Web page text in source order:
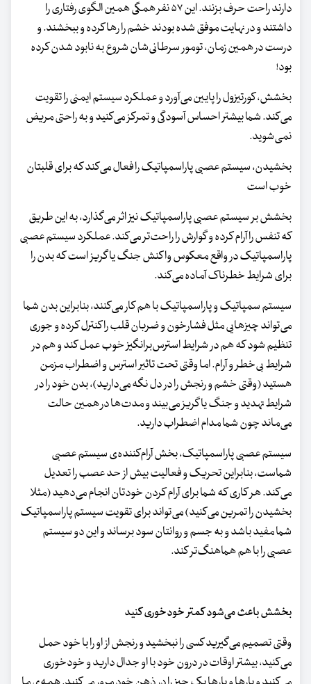
دارند راحت حرف بزنند. این ۵۷ نفر همگی همین الگوی رفتاری را
داشتند و در نهایت موفق شده بودند خشم را رها کرده و ببخشند. و
درست در همین زمان، تومور سرطانی‌شان شروع به نابود شدن کرده
بود!
بخشش، کورتیزول را پایین می‌آورد و عملکرد سیستم ایمنی را تقویت
می‌کند. شما بیشتر احساس آسودگی و تمرکز می‌کنید و به راحتی مریض
نمی‌شوید.
بخشیدن، سیستم عصبی پاراسمپاتیک را فعال می‌کند که برای قلبتان
خوب است
بخشش بر سیستم عصبی پاراسمپاتیک نیز اثر می‌گذارد، به این طریق
که تنفس را آرام کرده و گوارش را راحت‌تر می‌کند. عملکرد سیستم عصبی
پاراسمپاتیک در واقع معکوس واکنش جنگ یا گریز است که بدن را
برای شرایط خطرناک آماده می‌کند.
سیستم سمپاتیک و پاراسمپاتیک با هم کار می‌کنند، بنابراین بدن شما
می‌تواند چیزهایی مثل فشارخون و ضربان قلب را کنترل کرده و جوری
تنظیم شود که هم در شرایط استرس‌برانگیز خوب عمل کند و هم در
شرایط بی‌خطر و آرام. اما وقتی تحت تاثیر استرس و اضطراب مزمن
هستید (وقتی خشم و رنجش را در دل نگه می‌دارید)، بدن خود را در
شرایط تهدید و جنگ یا گریز می‌بیند و مدت‌ها در همین حالت
می‌ماند چون شما مدام اضطراب دارید.
سیستم عصبی پاراسمپاتیک، بخش آرام‌کننده‌ی سیستم عصبی
شماست، بنابراین تحریک و فعالیت بیش از حد عصب را تعدیل
می‌کند. هر کاری که شما برای آرام کردن خودتان انجام می‌دهید (مثلا
بخشیدن را تمرین می‌کنید) می‌تواند برای تقویت سیستم پاراسمپاتیک
شما مفید باشد و به جسم و روانتان سود برساند و این دو سیستم
عصبی را با هم هماهنگ‌تر کند.
بخشش باعث می‌شود کمتر خودخوری کنید
وقتی تصمیم می‌گیرید کسی را نبخشید و رنجش از او را با خود حمل
می‌کنید، بیشتر اوقات در درون خود با او جدال دارید و خودخوری